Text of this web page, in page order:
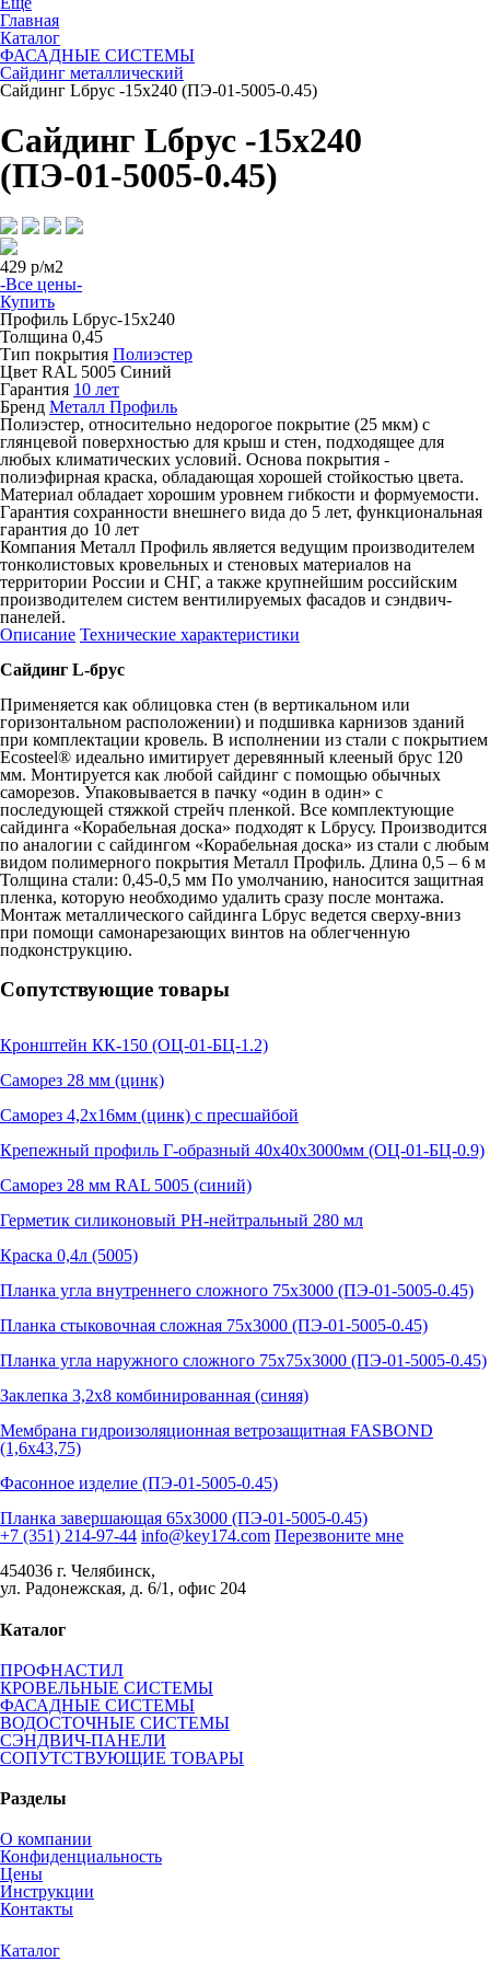
Главная
Каталог
ФАСАДНЫЕ СИСТЕМЫ
Сайдинг металлический
Сайдинг Lбрус -15х240 (ПЭ-01-5005-0.45)
Сайдинг Lбрус -15х240
(ПЭ-01-5005-0.45)
429 р/м2
-Все цены-
Купить
Профиль Lбрус-15х240
Толщина 0,45
Тип покрытия Полиэстер
Цвет RAL 5005 Синий
Гарантия 10 лет
Бренд Металл Профиль
Полиэстер, относительно недорогое покрытие (25 мкм) с
глянцевой поверхностью для крыш и стен, подходящее для
любых климатических условий. Основа покрытия -
полиэфирная краска, обладающая хорошей стойкостью цвета.
Материал обладает хорошим уровнем гибкости и формуемости.
Гарантия сохранности внешнего вида до 5 лет, функциональная
гарантия до 10 лет
Компания Металл Профиль является ведущим производителем
тонколистовых кровельных и стеновых материалов на
территории России и СНГ, а также крупнейшим российским
производителем систем вентилируемых фасадов и сэндвич-
панелей.
Описание Технические характеристики
Сайдинг L-брус
Применяется как облицовка стен (в вертикальном или
горизонтальном расположении) и подшивка карнизов зданий
при комплектации кровель. В исполнении из стали с покрытием
Ecosteel® идеально имитирует деревянный клееный брус 120
мм. Монтируется как любой сайдинг с помощью обычных
саморезов. Упаковывается в пачку «один в один» с
последующей стяжкой стрейч пленкой. Все комплектующие
сайдинга «Корабельная доска» подходят к Lбрусу. Производится
по аналогии с сайдингом «Корабельная доска» из стали с любым
видом полимерного покрытия Металл Профиль. Длина 0,5 – 6 м
Толщина стали: 0,45-0,5 мм По умолчанию, наносится защитная
пленка, которую необходимо удалить сразу после монтажа.
Монтаж металлического сайдинга Lбрус ведется сверху-вниз
при помощи самонарезающих винтов на облегченную
подконструкцию.
Сопутствующие товары
Кронштейн КК-150 (ОЦ-01-БЦ-1.2)
Саморез 28 мм (цинк)
Саморез 4,2х16мм (цинк) с пресшайбой
Крепежный профиль Г-образный 40х40х3000мм (ОЦ-01-БЦ-0.9)
Саморез 28 мм RAL 5005 (синий)
Герметик силиконовый PH-нейтральный 280 мл
Краска 0,4л (5005)
Планка угла внутреннего сложного 75х3000 (ПЭ-01-5005-0.45)
Планка стыковочная сложная 75х3000 (ПЭ-01-5005-0.45)
Планка угла наружного сложного 75х75х3000 (ПЭ-01-5005-0.45)
Заклепка 3,2х8 комбинированная (синяя)
Мембрана гидроизоляционная ветрозащитная FASBOND
(1,6x43,75)
Фасонное изделие (ПЭ-01-5005-0.45)
Планка завершающая 65х3000 (ПЭ-01-5005-0.45)
+7 (351) 214-97-44 info@key174.com Перезвоните мне
454036 г. Челябинск,
ул. Радонежская, д. 6/1, офис 204
Каталог
ПРОФНАСТИЛ
КРОВЕЛЬНЫЕ СИСТЕМЫ
ФАСАДНЫЕ СИСТЕМЫ
ВОДОСТОЧНЫЕ СИСТЕМЫ
СЭНДВИЧ-ПАНЕЛИ
СОПУТСТВУЮЩИЕ ТОВАРЫ
Разделы
О компании
Конфиденциальность
Цены
Инструкции
Контакты
Каталог